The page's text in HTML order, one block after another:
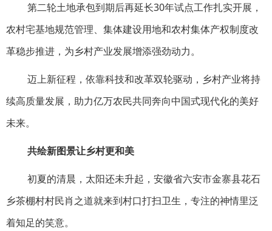
第二轮土地承包到期后再延长30年试点工作扎实开展，
农村宅基地规范管理、集体建设用地和农村集体产权制度改
革稳步推进，为乡村产业发展增添强劲动力。
迈上新征程，依靠科技和改革双轮驱动，乡村产业将持
续高质量发展，助力亿万农民共同奔向中国式现代化的美好
未来。
共绘新图景让乡村更和美
初夏的清晨，太阳还未升起，安徽省六安市金寨县花石
乡茶棚村村民肖之道就来到村口打扫卫生，专注的神情里泛
着知足的笑意。